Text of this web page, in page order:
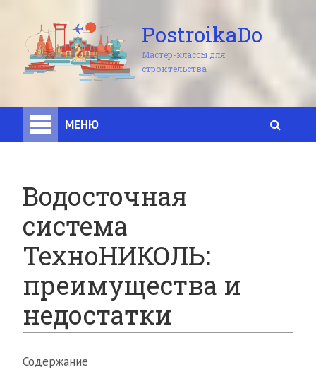
PostroikaDo
Мастер-классы для
строительства
МЕНЮ
Водосточная
система
ТехноНИКОЛЬ:
преимущества и
недостатки
Содержание